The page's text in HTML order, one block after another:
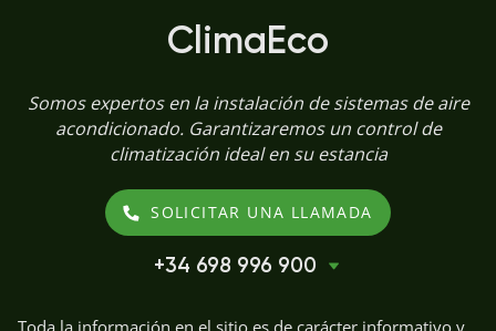
ClimaEco
Somos expertos en la instalación de sistemas de aire
acondicionado. Garantizaremos un control de
climatización ideal en su estancia
SOLICITAR UNA LLAMADA
+34 698 996 900
Toda la información en el sitio es de carácter informativo y